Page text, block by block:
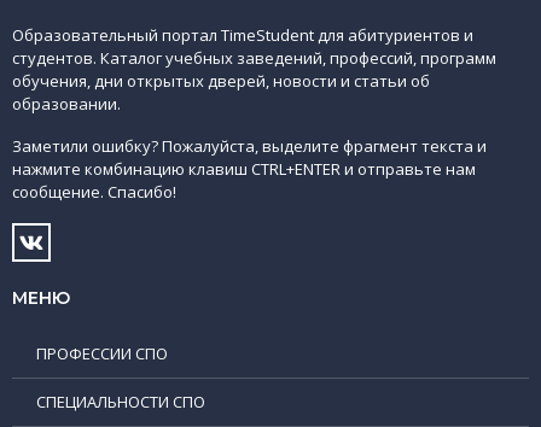
Образовательный портал TimeStudent для абитуриентов и
студентов. Каталог учебных заведений, профессий, программ
обучения, дни открытых дверей, новости и статьи об
образовании.
Заметили ошибку? Пожалуйста, выделите фрагмент текста и
нажмите комбинацию клавиш CTRL+ENTER и отправьте нам
сообщение. Спасибо!
МЕНЮ
ПРОФЕССИИ СПО
СПЕЦИАЛЬНОСТИ СПО